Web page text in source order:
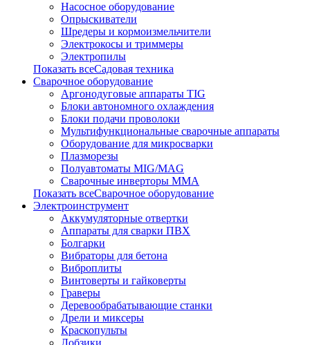
Насосное оборудование
Опрыскиватели
Шредеры и кормоизмельчители
Электрокосы и триммеры
Электропилы
Показать всеСадовая техника
Сварочное оборудование
Аргонодуговые аппараты TIG
Блоки автономного охлаждения
Блоки подачи проволоки
Мультифункциональные сварочные аппараты
Оборудование для микросварки
Плазморезы
Полуавтоматы MIG/MAG
Сварочные инверторы ММА
Показать всеСварочное оборудование
Электроинструмент
Аккумуляторные отвертки
Аппараты для сварки ПВХ
Болгарки
Вибраторы для бетона
Виброплиты
Винтоверты и гайковерты
Граверы
Деревообрабатывающие станки
Дрели и миксеры
Краскопульты
Лобзики